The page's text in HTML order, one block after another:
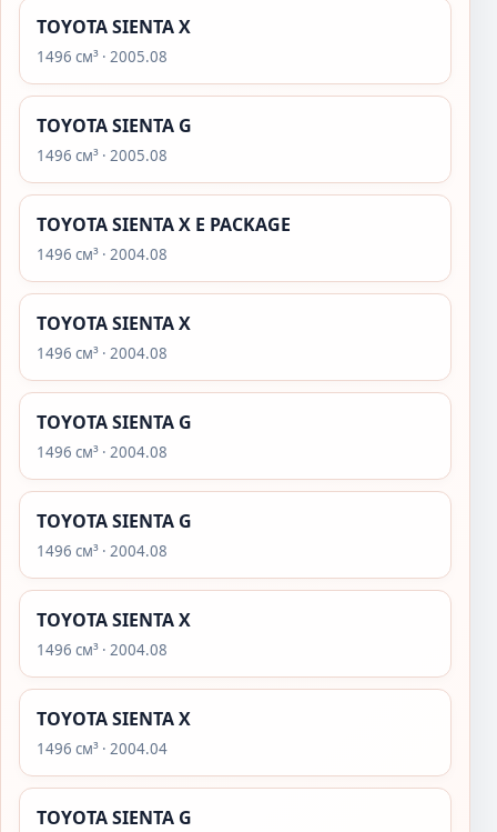
TOYOTA SIENTA X
1496 см³ · 2005.08
TOYOTA SIENTA G
1496 см³ · 2005.08
TOYOTA SIENTA X E PACKAGE
1496 см³ · 2004.08
TOYOTA SIENTA X
1496 см³ · 2004.08
TOYOTA SIENTA G
1496 см³ · 2004.08
TOYOTA SIENTA G
1496 см³ · 2004.08
TOYOTA SIENTA X
1496 см³ · 2004.08
TOYOTA SIENTA X
1496 см³ · 2004.04
TOYOTA SIENTA G